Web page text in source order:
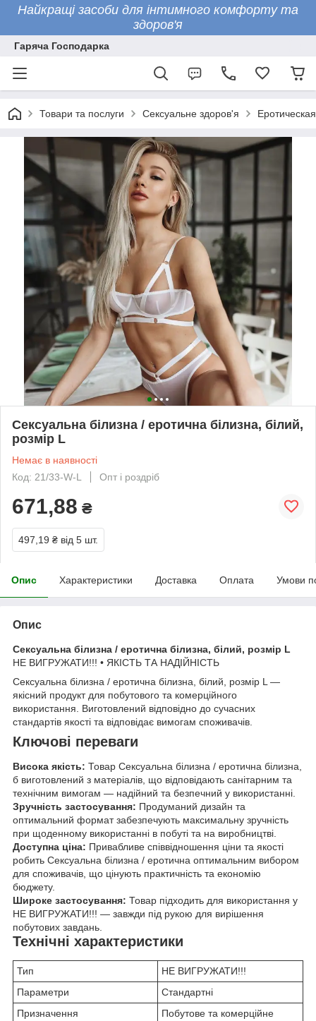
Найкращі засоби для інтимного комфорту та
здоров'я
Гаряча Господарка
Товари та послуги Сексуальне здоров'я
Сексуальна білизна / еротична білизна, білий,
розмір L
Немає в наявності
Код: 21/33-W-L
Опт і роздріб
671,88 ₴
497,19 ₴ від 5 шт.
Опис Характеристики Доставка Оплата Умови
Опис
Сексуальна білизна / еротична білизна, білий, розмір L
НЕ ВИГРУЖАТИ!!! • ЯКІСТЬ ТА НАДІЙНІСТЬ
Сексуальна білизна / еротична білизна, білий, розмір L —
якісний продукт для побутового та комерційного
використання. Виготовлений відповідно до сучасних
стандартів якості та відповідає вимогам споживачів.
Ключові переваги
Висока якість: Товар Сексуальна білизна / еротична білизна,
б виготовлений з матеріалів, що відповідають санітарним та
технічним вимогам — надійний та безпечний у використанні.
Зручність застосування: Продуманий дизайн та
оптимальний формат забезпечують максимальну зручність
при щоденному використанні в побуті та на виробництві.
Доступна ціна: Привабливе співвідношення ціни та якості
робить Сексуальна білизна / еротична оптимальним вибором
для споживачів, що цінують практичність та економію
бюджету.
Широке застосування: Товар підходить для використання у
НЕ ВИГРУЖАТИ!!! — завжди під рукою для вирішення
побутових завдань.
Технічні характеристики
Тип
НЕ ВИГРУЖАТИ!!!
Параметри
Стандартні
Призначення
Побутове та комерційне